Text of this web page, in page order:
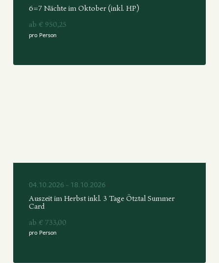
6=7 Nächte im Oktober (inkl. HP)
ab € 950,25
pro Person
04.10.2026 - 18.10.2026
Auszeit im Herbst inkl. 3 Tage Ötztal Summer
Card
ab € 733,00
pro Person